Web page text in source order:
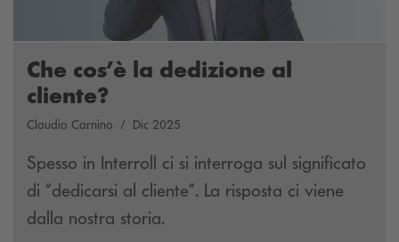
Che cos’è la dedizione al
cliente?
Claudio Carnino Dic 2025
Spesso in Interroll ci si interroga sul significato
di “dedicarsi al cliente”. La risposta ci viene
dalla nostra storia.